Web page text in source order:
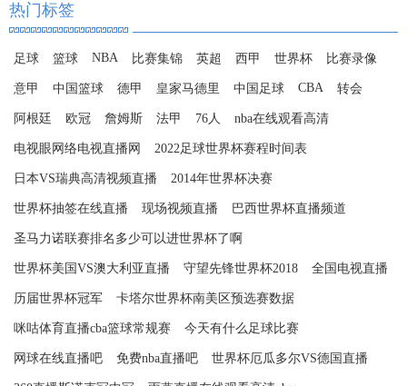
热门标签
足球 篮球 NBA 比赛集锦 英超 西甲 世界杯 比赛录像
意甲 中国篮球 德甲 皇家马德里 中国足球 CBA 转会
阿根廷 欧冠 詹姆斯 法甲 76人 nba在线观看高清
电视眼网络电视直播网 2022足球世界杯赛程时间表
日本VS瑞典高清视频直播 2014年世界杯决赛
世界杯抽签在线直播 现场视频直播 巴西世界杯直播频道
圣马力诺联赛排名多少可以进世界杯了啊
世界杯美国VS澳大利亚直播 守望先锋世界杯2018 全国电视直播
历届世界杯冠军 卡塔尔世界杯南美区预选赛数据
咪咕体育直播cba篮球常规赛 今天有什么足球比赛
网球在线直播吧 免费nba直播吧 世界杯厄瓜多尔VS德国直播